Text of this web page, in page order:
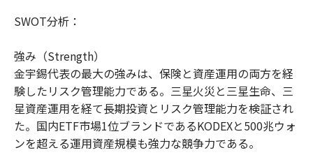
SWOT分析：
強み（Strength）
金宇錫代表の最大の強みは、保険と資産運用の両方を経
験したリスク管理能力である。三星火災と三星生命、三
星資産運用を経て長期投資とリスク管理能力を検証され
た。国内ETF市場1位ブランドであるKODEXと500兆ウォ
ンを超える運用資産規模も強力な競争力である。